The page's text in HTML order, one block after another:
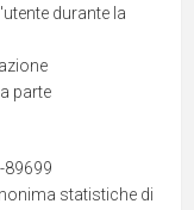
durante la
parte
89699
statistiche di